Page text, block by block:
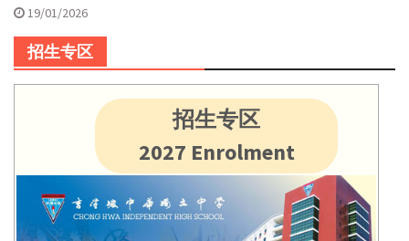
19/01/2026
招生专区
招生专区
2027 Enrolment